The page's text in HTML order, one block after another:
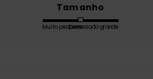
Tamanho
Muito pequenoDemasiado grande